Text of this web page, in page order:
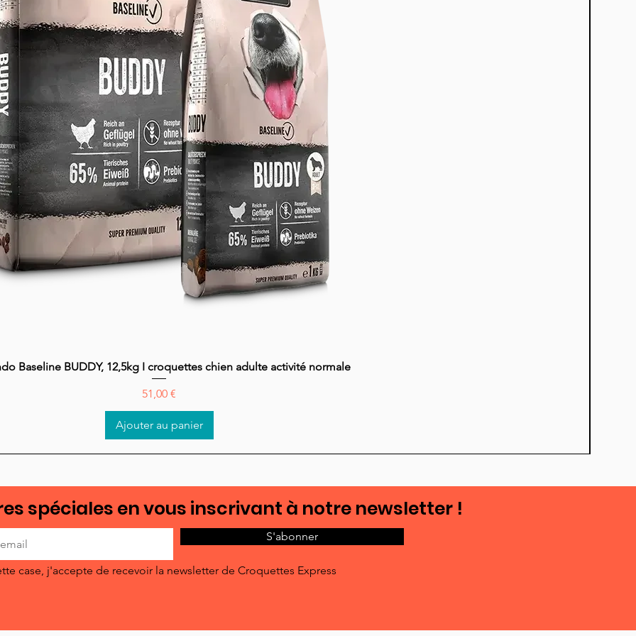
artificiels ni conservateurs
taille des mâchoires des petites et
races
immunitaire et le métabolisme
Belcando Explorer ?
et moyennes races (3 à 20 kg)
à métabolisme rapide
aux céréales ou au gluten
alimentation naturelle et équilibrée
Belgique et Luxembourg
Baseline Explorer sur notre
livraison rapide et sécurisée vers
Offrez à votre compagnon
Aperçu rapide
Baseline BUDDY, 12,5kg I croquettes chien adulte activité normale
Prix
51,00 €
Ajouter au panier
spéciales en vous inscrivant à notre newsletter !
S'abonner
case, j'accepte de recevoir la newsletter de Croquettes Express